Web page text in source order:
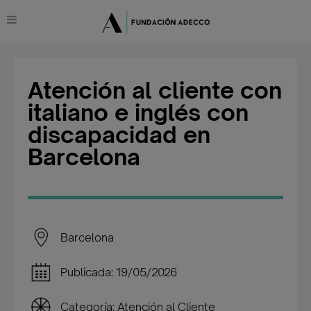
Atención al cliente con
italiano e inglés con
discapacidad en
Barcelona
Barcelona
Publicada: 19/05/2026
Categoría: Atención al Cliente